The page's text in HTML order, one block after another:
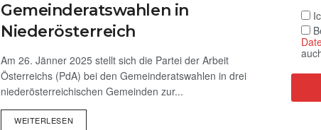
Gemeinderatswahlen in
Niederösterreich
Am 26. Jänner 2025 stellt sich die Partei der Arbeit
Österreichs (PdA) bei den Gemeinderatswahlen in drei
niederösterreichischen Gemeinden zur...
WEITERLESEN